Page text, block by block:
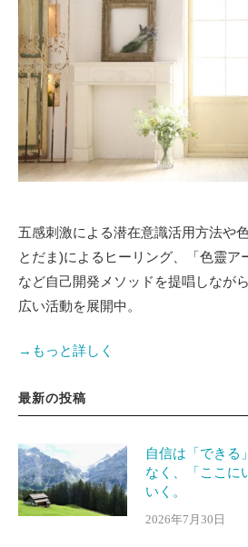
五感刺激による潜在意識活用方法や
とだま)によるヒーリング、「色靈ア
など自己開発メソッドを提唱しなが
広い活動を展開中。
→もっと詳しく
最新の投稿
自信は「できる
なく、「ここに
いく。
2026年7月30日